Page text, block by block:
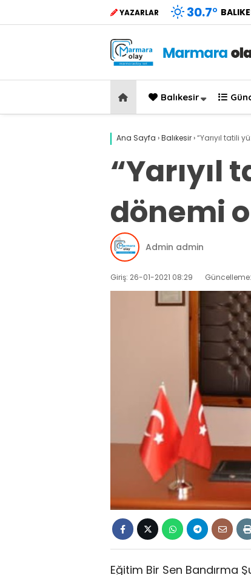
YAZARLAR 30.7°
Balıkesir
Ana Sayfa ›Balıkesir›“Yarıyıl tatili
“Yarıyıl
dönemi
Admin admin
Giriş: 26-01-2021 08:29
Eğitim Bir Sen Bandırma